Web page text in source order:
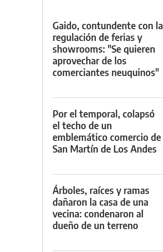
Gaido, contundente con la
regulación de ferias y
showrooms: "Se quieren
aprovechar de los
comerciantes neuquinos"
Por el temporal, colapsó
el techo de un
emblemático comercio de
San Martín de Los Andes
Árboles, raíces y ramas
dañaron la casa de una
vecina: condenaron al
dueño de un terreno